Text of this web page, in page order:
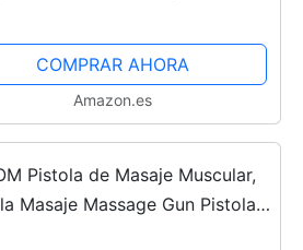
para aliviar el estrés para
y hombres, rascador de...
COMPRAR AHORA
Amazon.es
Pistola de Masaje Muscular,
Masaje Massage Gun Pistola